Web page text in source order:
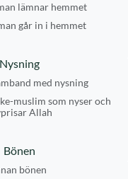
lämnar hemmet
går in i hemmet
Nysning
med nysning
muslim som nyser och
Allah
Bönen
bönen